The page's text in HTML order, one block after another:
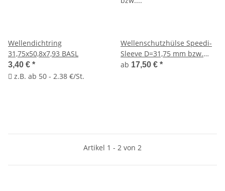
Wellendichtring
31,75x50,8x7,93 BASL
3,40 € *
z.B. ab 50 - 2.38 €/St.
Wellenschutzhülse Speedi-
Sleeve D=31,75 mm bzw.
1.1/4"
ab 17,50 € *
Artikel 1 - 2 von 2